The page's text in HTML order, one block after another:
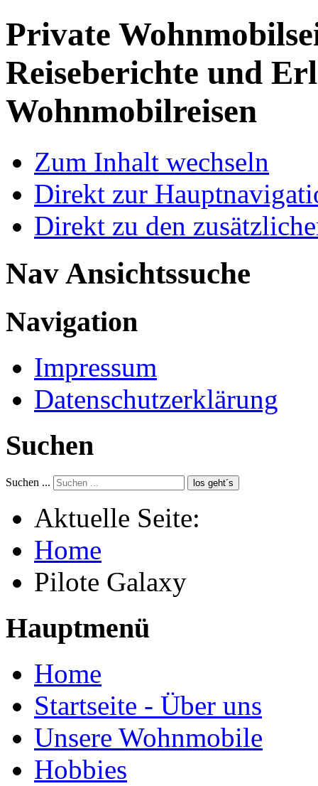
Private
Reiseberichte und
Wohnmobilreisen
Zum Inhalt wechseln
Direkt zur
Direkt zu den
Nav Ansichtssuche
Navigation
Impressum
Datenschutzerklärung
Suchen
Suchen ... los geht´s
Aktuelle Seite:
Home
Pilote Galaxy
Hauptmenü
Home
Startseite - Über uns
Unsere Wohnmobile
Hobbies